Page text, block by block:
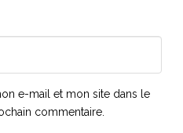
e-mail et mon site dans le
commentaire.